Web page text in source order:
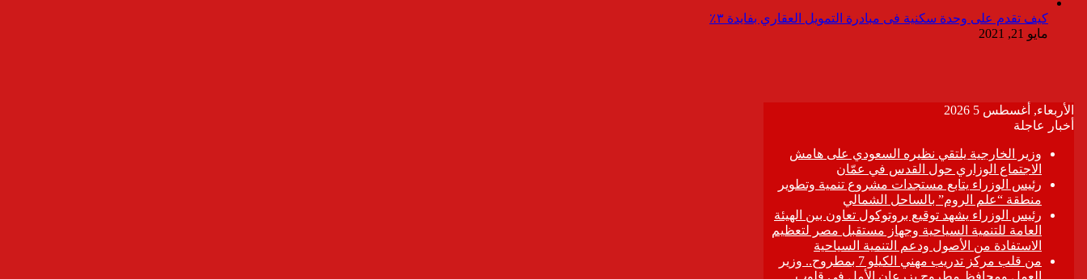
كيف تقدم على وحدة سكنية فى مبادرة التمويل العقاري بفايدة ٣٪
مايو 21, 2021